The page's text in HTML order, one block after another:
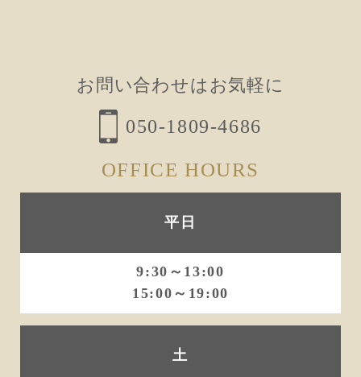
お問い合わせはお気軽に
050-1809-4686
OFFICE HOURS
平日
9:30～13:00
15:00～19:00
土